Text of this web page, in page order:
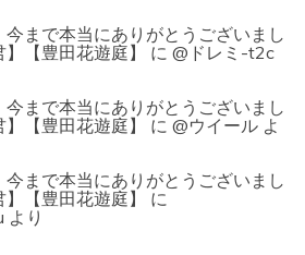
今まで本当にありがとうございまし
豊田花遊庭】
に @ドレミ-t2c
今まで本当にありがとうございまし
豊田花遊庭】
に @ウイール よ
今まで本当にありがとうございまし
豊田花遊庭】
に
より